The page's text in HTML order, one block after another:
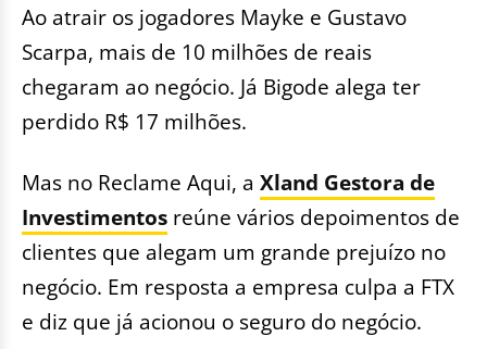
Ao atrair os jogadores Mayke e Gustavo
Scarpa, mais de 10 milhões de reais
chegaram ao negócio. Já Bigode alega ter
perdido R$ 17 milhões.
Mas no Reclame Aqui, a Xland Gestora de
Investimentos reúne vários depoimentos de
clientes que alegam um grande prejuízo no
negócio. Em resposta a empresa culpa a FTX
e diz que já acionou o seguro do negócio.